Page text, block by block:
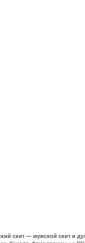
скит — мужской скит